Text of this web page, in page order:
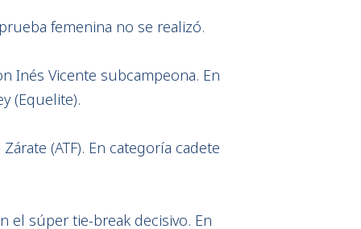
femenina no se realizó.
Inés Vicente subcampeona. En
(Equelite).
(ATF). En categoría cadete
el súper tie-break decisivo. En